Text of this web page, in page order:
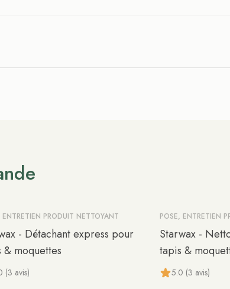
ENTRETIEN PRODUIT NETTOYANT
- Détachant express pour
& moquettes
(3 avis)
POSE, ENTRETIEN
Starwax -
tapis &
5.0 (3 avis)